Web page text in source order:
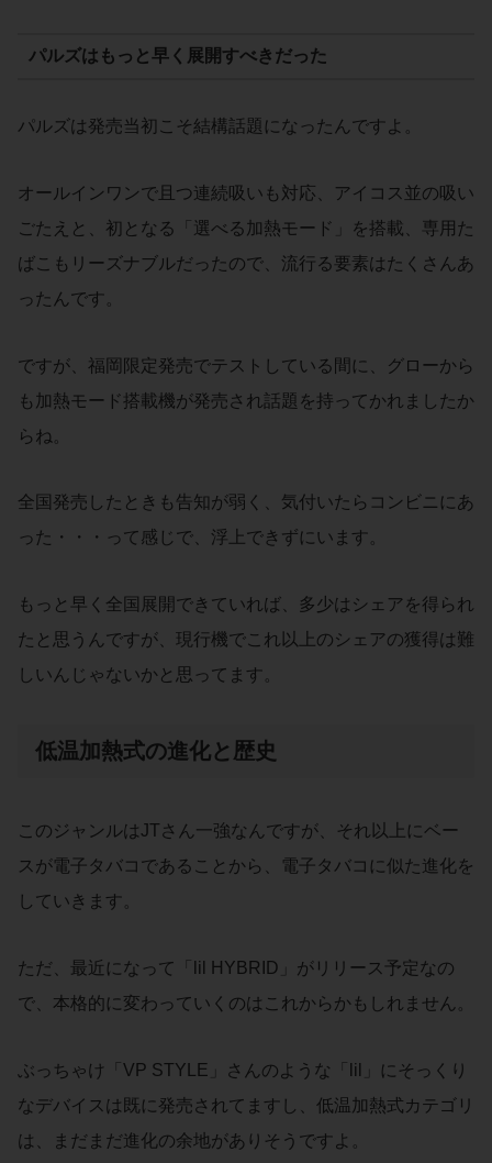
パルズはもっと早く展開すべきだった
パルズは発売当初こそ結構話題になったんですよ。
オールインワンで且つ連続吸いも対応、アイコス並の吸い
ごたえと、初となる「選べる加熱モード」を搭載、専用た
ばこもリーズナブルだったので、流行る要素はたくさんあ
ったんです。
ですが、福岡限定発売でテストしている間に、グローから
も加熱モード搭載機が発売され話題を持ってかれましたか
らね。
全国発売したときも告知が弱く、気付いたらコンビニにあ
った・・・って感じで、浮上できずにいます。
もっと早く全国展開できていれば、多少はシェアを得られ
たと思うんですが、現行機でこれ以上のシェアの獲得は難
しいんじゃないかと思ってます。
低温加熱式の進化と歴史
このジャンルはJTさん一強なんですが、それ以上にベー
スが電子タバコであることから、電子タバコに似た進化を
していきます。
ただ、最近になって「lil HYBRID」がリリース予定なの
で、本格的に変わっていくのはこれからかもしれません。
ぶっちゃけ「VP STYLE」さんのような「lil」にそっくり
なデバイスは既に発売されてますし、低温加熱式カテゴリ
は、まだまだ進化の余地がありそうですよ。